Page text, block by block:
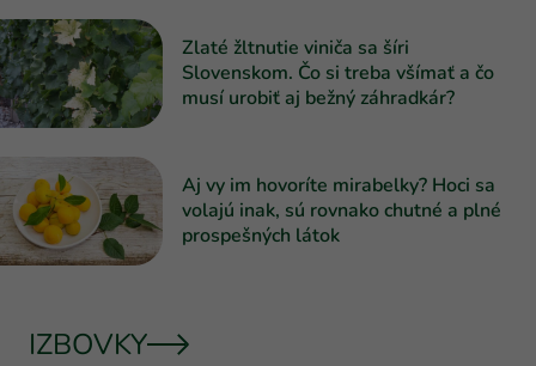
Zlaté žltnutie viniča sa šíri
Slovenskom. Čo si treba všímať a čo
musí urobiť aj bežný záhradkár?
Aj vy im hovoríte mirabelky? Hoci sa
volajú inak, sú rovnako chutné a plné
prospešných látok
IZBOVKY